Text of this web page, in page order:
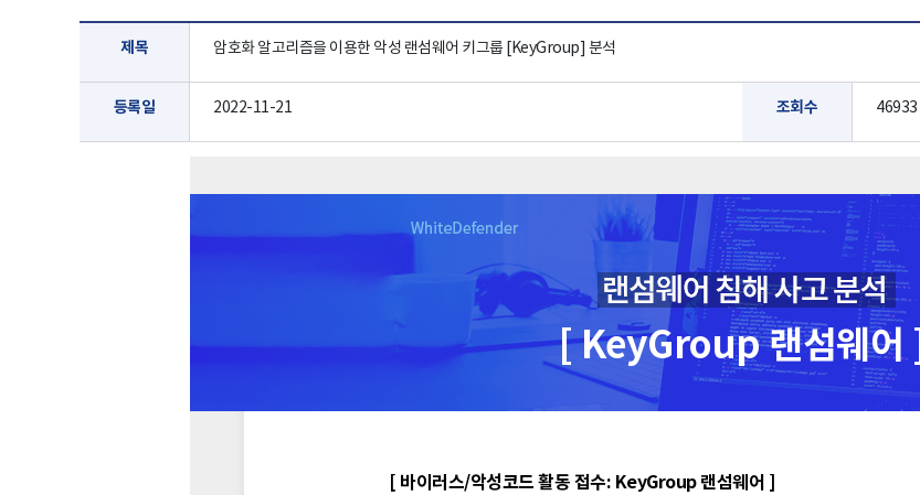
제목 암호화 알고리즘을 이용한 악성 랜섬웨어 키그룹 [KeyGroup] 분석
등록일 2022-11-21 조회수 46933
[ KeyGroup 랜섬웨어 ]
[ 바이러스/악성코드 활동 접수: KeyGroup 랜섬웨어 ]